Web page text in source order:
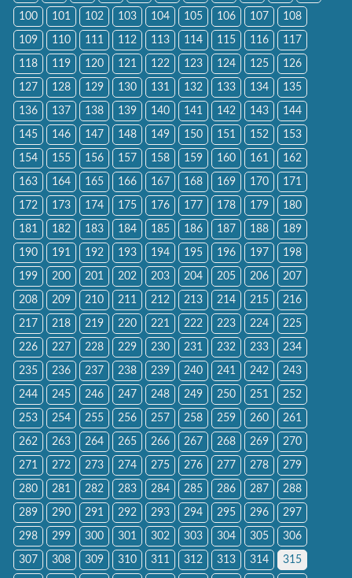
100 101 102 103 104 105 106 107 108
109 110 111 112 113 114 115 116 117
118 119 120 121 122 123 124 125 126
127 128 129 130 131 132 133 134 135
136 137 138 139 140 141 142 143 144
145 146 147 148 149 150 151 152 153
154 155 156 157 158 159 160 161 162
163 164 165 166 167 168 169 170 171
172 173 174 175 176 177 178 179 180
181 182 183 184 185 186 187 188 189
190 191 192 193 194 195 196 197 198
199 200 201 202 203 204 205 206 207
208 209 210 211 212 213 214 215 216
217 218 219 220 221 222 223 224 225
226 227 228 229 230 231 232 233 234
235 236 237 238 239 240 241 242 243
244 245 246 247 248 249 250 251 252
253 254 255 256 257 258 259 260 261
262 263 264 265 266 267 268 269 270
271 272 273 274 275 276 277 278 279
280 281 282 283 284 285 286 287 288
289 290 291 292 293 294 295 296 297
298 299 300 301 302 303 304 305 306
307 308 309 310 311 312 313 314 315